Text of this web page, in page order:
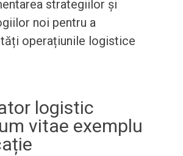
strategiilor și
noi pentru a
operațiunile logistice
logistic
vitae exemplu